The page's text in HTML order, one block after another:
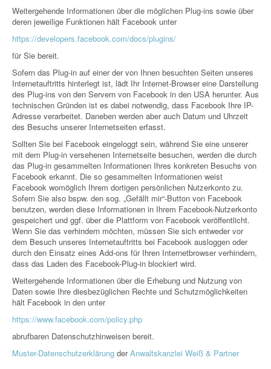
Weitergehende Informationen über die möglichen Plug-ins sowie über
deren jeweilige Funktionen hält Facebook unter
https://developers.facebook.com/docs/plugins/
für Sie bereit.
Sofern das Plug-in auf einer der von Ihnen besuchten Seiten unseres
Internetauftritts hinterlegt ist, lädt Ihr Internet-Browser eine Darstellung
des Plug-ins von den Servern von Facebook in den USA herunter. Aus
technischen Gründen ist es dabei notwendig, dass Facebook Ihre IP-
Adresse verarbeitet. Daneben werden aber auch Datum und Uhrzeit
des Besuchs unserer Internetseiten erfasst.
Sollten Sie bei Facebook eingeloggt sein, während Sie eine unserer
mit dem Plug-in versehenen Internetseite besuchen, werden die durch
das Plug-in gesammelten Informationen Ihres konkreten Besuchs von
Facebook erkannt. Die so gesammelten Informationen weist
Facebook womöglich Ihrem dortigen persönlichen Nutzerkonto zu.
Sofern Sie also bspw. den sog. „Gefällt mir“-Button von Facebook
benutzen, werden diese Informationen in Ihrem Facebook-Nutzerkonto
gespeichert und ggf. über die Plattform von Facebook veröffentlicht.
Wenn Sie das verhindern möchten, müssen Sie sich entweder vor
dem Besuch unseres Internetauftritts bei Facebook ausloggen oder
durch den Einsatz eines Add-ons für Ihren Internetbrowser verhindern,
dass das Laden des Facebook-Plug-in blockiert wird.
Weitergehende Informationen über die Erhebung und Nutzung von
Daten sowie Ihre diesbezüglichen Rechte und Schutzmöglichkeiten
hält Facebook in den unter
https://www.facebook.com/policy.php
abrufbaren Datenschutzhinweisen bereit.
Muster-Datenschutzerklärung derAnwaltskanzlei Weiß & Partner